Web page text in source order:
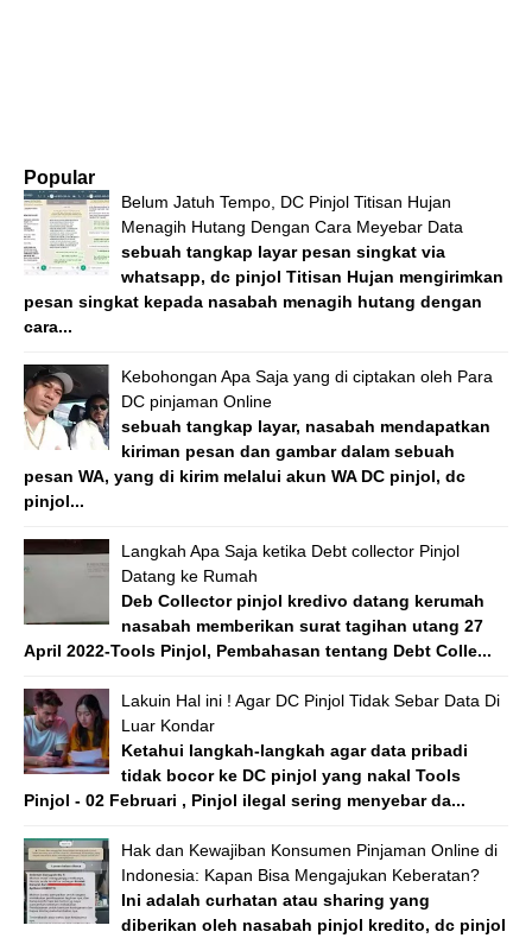
Popular
Belum Jatuh Tempo, DC Pinjol Titisan Hujan
Menagih Hutang Dengan Cara Meyebar Data
sebuah tangkap layar pesan singkat via
whatsapp, dc pinjol Titisan Hujan mengirimkan
pesan singkat kepada nasabah menagih hutang dengan
cara...
Kebohongan Apa Saja yang di ciptakan oleh Para
DC pinjaman Online
sebuah tangkap layar, nasabah mendapatkan
kiriman pesan dan gambar dalam sebuah
pesan WA, yang di kirim melalui akun WA DC pinjol, dc
pinjol...
Langkah Apa Saja ketika Debt collector Pinjol
Datang ke Rumah
Deb Collector pinjol kredivo datang kerumah
nasabah memberikan surat tagihan utang 27
April 2022-Tools Pinjol, Pembahasan tentang Debt Colle...
Lakuin Hal ini ! Agar DC Pinjol Tidak Sebar Data Di
Luar Kondar
Ketahui langkah-langkah agar data pribadi
tidak bocor ke DC pinjol yang nakal Tools
Pinjol - 02 Februari , Pinjol ilegal sering menyebar da...
Hak dan Kewajiban Konsumen Pinjaman Online di
Indonesia: Kapan Bisa Mengajukan Keberatan?
Ini adalah curhatan atau sharing yang
diberikan oleh nasabah pinjol kredito, dc pinjol